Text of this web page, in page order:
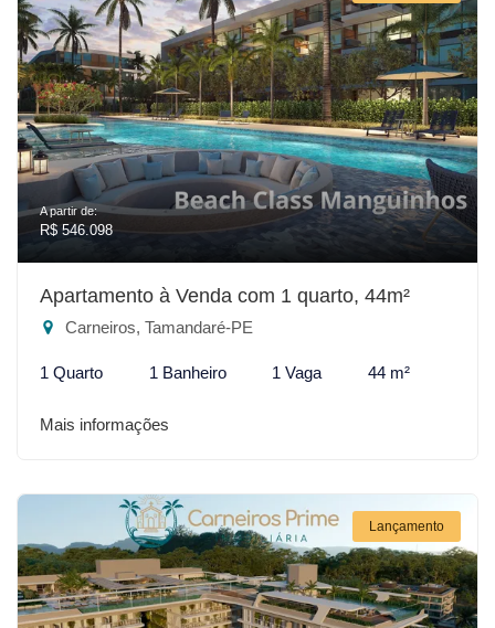
A partir de:
R$ 546.098
Apartamento à Venda com 1 quarto, 44m²
Carneiros, Tamandaré-PE
1 Quarto 1 Banheiro 1 Vaga 44 m²
Mais informações
Lançamento